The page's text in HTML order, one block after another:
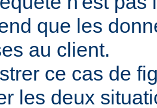
que les
au client.
ce cas de
les deux